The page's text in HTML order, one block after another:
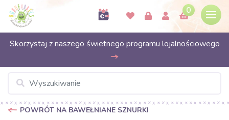
0
Skorzystaj z naszego świetnego programu lojalnościowego
POWRÓT NA BAWEŁNIANE SZNURKI